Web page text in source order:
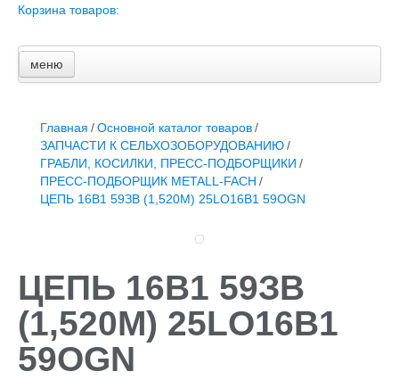
Корзина товаров:
меню
Главная
ЗАПЧАСТИ К АВТОТРАКТОРНОЙ ТЕХНИКЕ
СТАРТЕРЫ, ГЕНЕРАТОРЫ
АККУМУЛЯТОРЫ,РЕМНИ,МАНЖЕТЫ, РВД И ДРУГОЕ
ЗАПЧАСТИ К СЕЛЬХОЗОБОРУДОВАНИЮ
Доставка и оплата
Главная /Основной каталог товаров/
ЗАПЧАСТИ К СЕЛЬХОЗОБОРУДОВАНИЮ/
ГРАБЛИ, КОСИЛКИ, ПРЕСС-ПОДБОРЩИКИ /
ПРЕСС-ПОДБОРЩИК METALL-FACH /
ЦЕПЬ 16В1 59ЗВ (1,520М) 25LO16B1 59OGN
ЦЕПЬ 16В1 59ЗВ
(1,520М) 25LO16B1
59OGN